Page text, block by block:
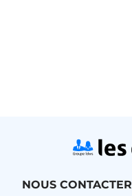
NOUS CONTACTER